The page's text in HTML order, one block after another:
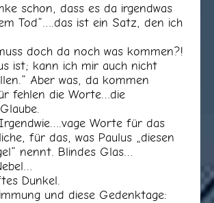
schon, dass es da irgendwas
Tod“….das ist ein Satz, den ich
doch da noch was kommen?!
ist; kann ich mir auch nicht
Aber was, da kommen
fehlen die Worte…die
Worte für das
für das, was Paulus „diesen
nennt. Blindes Glas…
Dunkel.
und diese Gedenktage: